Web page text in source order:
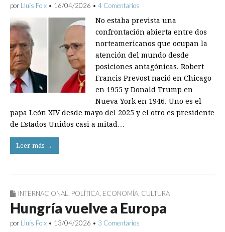
por Lluís Foix • 16/04/2026 • 4 Comentarios
No estaba prevista una
confrontación abierta entre dos
norteamericanos que ocupan la
atención del mundo desde
posiciones antagónicas. Robert
Francis Prevost nació en Chicago
en 1955 y Donald Trump en
Nueva York en 1946. Uno es el
papa León XIV desde mayo del 2025 y el otro es presidente
de Estados Unidos casi a mitad…
Leer más →
INTERNACIONAL POLÍTICA ECONOMÍA CULTURA
Hungría vuelve a Europa
por Lluís Foix • 13/04/2026 • 3 Comentarios